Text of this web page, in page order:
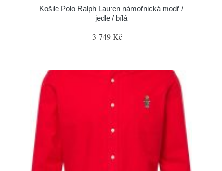
Košile Polo Ralph Lauren námořnická modř /
jedle / bílá
3 749 Kč